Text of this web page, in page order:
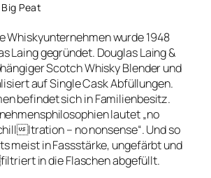
Peat
Whiskyunternehmen wurde 1948
Laing gegründet. Douglas Laing &
Scotch Whisky Blender und
auf Single Cask Abfüllungen.
befindet sich in Familienbesitz.
lautet „no
ltration – no nonsense“. Und so
meist in Fassstärke, ungefärbt und
in die Flaschen abgefüllt.